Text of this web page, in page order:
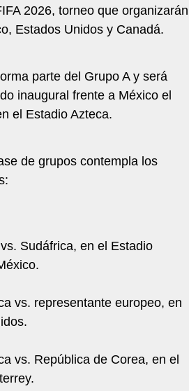
2026, torneo que organizarán
Estados Unidos y Canadá.
parte del Grupo A y será
inaugural frente a México el
el Estadio Azteca.
de grupos contempla los
Sudáfrica, en el Estadio
vs. representante europeo, en
vs. República de Corea, en el